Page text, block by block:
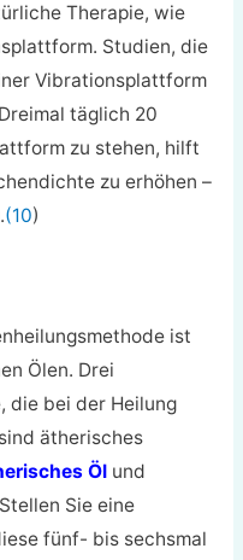
Therapie, wie
Studien, die
Vibrationsplattform
täglich 20
zu stehen, hilft
zu erhöhen –
(10)
ist
Ölen. Drei
die bei der Heilung
ätherisches
Ölund
Sie eine
fünf- bis sechsmal